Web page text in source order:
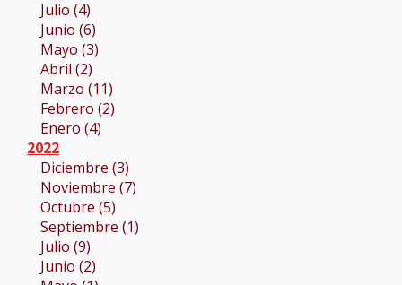
Julio (4)
Junio (6)
Mayo (3)
Abril (2)
Marzo (11)
Febrero (2)
Enero (4)
2022
Diciembre (3)
Noviembre (7)
Octubre (5)
Septiembre (1)
Julio (9)
Junio (2)